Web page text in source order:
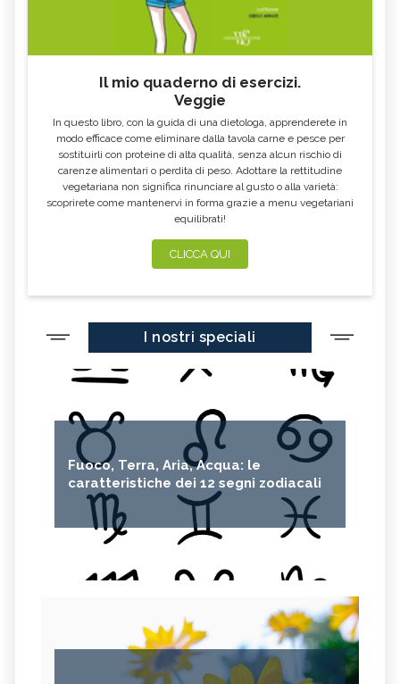
Il mio quaderno di esercizi.
Veggie
In questo libro, con la guida di una dietologa, apprenderete in
modo efficace come eliminare dalla tavola carne e pesce per
sostituirli con proteine di alta qualità, senza alcun rischio di
carenze alimentari o perdita di peso. Adottare la rettitudine
vegetariana non significa rinunciare al gusto o alla varietà:
scoprirete come mantenervi in forma grazie a menu vegetariani
equilibrati!
CLICCA QUI
I nostri speciali
Fuoco, Terra, Aria, Acqua: le
caratteristiche dei 12 segni zodiacali